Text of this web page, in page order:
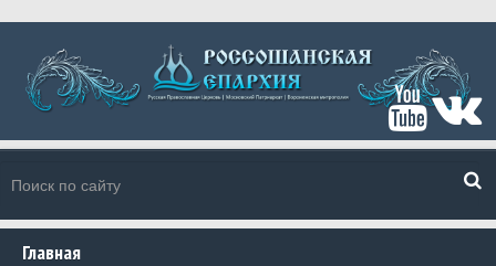
Главная